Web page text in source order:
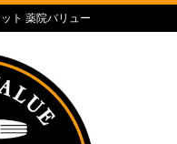
ト 薬院バリュー